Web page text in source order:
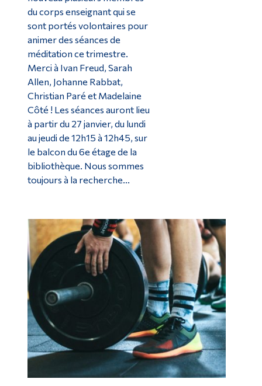
du corps enseignant qui se
sont portés volontaires pour
animer des séances de
méditation ce trimestre.
Merci à Ivan Freud, Sarah
Allen, Johanne Rabbat,
Christian Paré et Madelaine
Côté ! Les séances auront lieu
à partir du 27 janvier, du lundi
au jeudi de 12h15 à 12h45, sur
le balcon du 6e étage de la
bibliothèque. Nous sommes
toujours à la recherche...